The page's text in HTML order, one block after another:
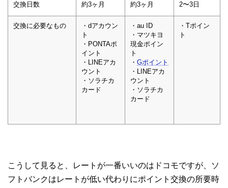
交換日数 約3ヶ月 約3ヶ月 2〜3日
交換に必要なもの
・dアカウン
ト
・PONTAポ
イント
・LINEアカ
ウント
・ソラチカ
カード
・au ID
・マツキヨ
現金ポイン
ト
・ Gポイント
・LINEアカ
ウント
・ソラチカ
カード
・Tポイン
ト
こうして見ると、レートが一番いいのはドコモですが、ソ
フトバンクはレートが低い代わりにポイント交換の所要時